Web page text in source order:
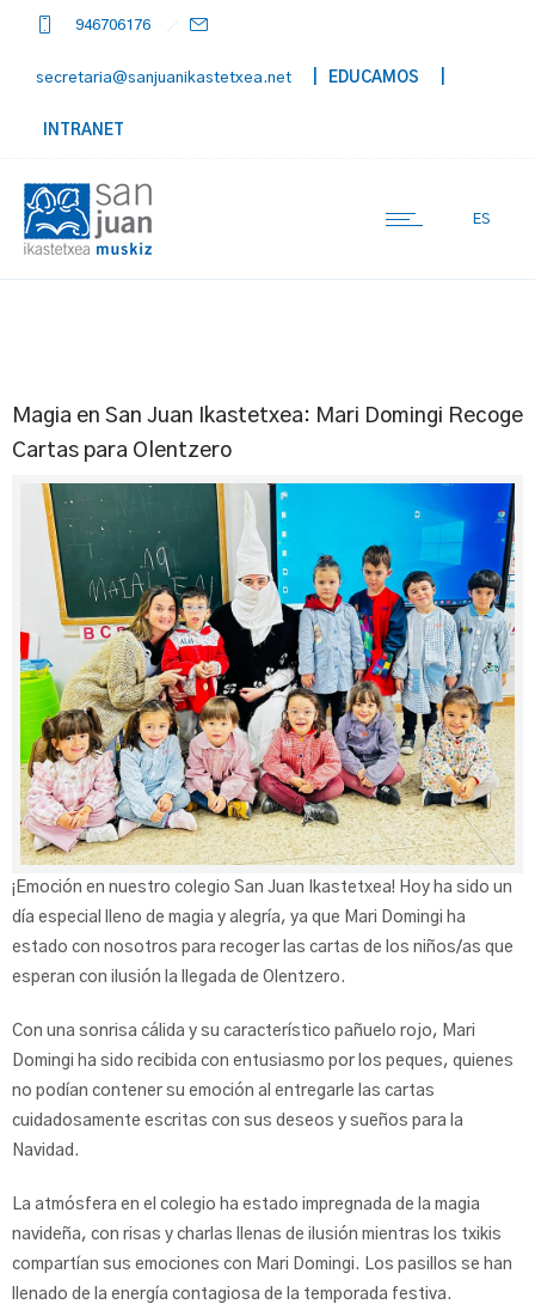
946706176
secretaria@sanjuanikastetxea.net | EDUCAMOS
INTRANET
ES
Magia en San Juan Ikastetxea: Mari Domingi Recoge
Cartas para Olentzero
¡Emoción en nuestro colegio San Juan Ikastetxea! Hoy ha sido un
día especial lleno de magia y alegría, ya que Mari Domingi ha
estado con nosotros para recoger las cartas de los niños/as que
esperan con ilusión la llegada de Olentzero.
Con una sonrisa cálida y su característico pañuelo rojo, Mari
Domingi ha sido recibida con entusiasmo por los peques, quienes
no podían contener su emoción al entregarle las cartas
cuidadosamente escritas con sus deseos y sueños para la
Navidad.
La atmósfera en el colegio ha estado impregnada de la magia
navideña, con risas y charlas llenas de ilusión mientras los txikis
compartían sus emociones con Mari Domingi. Los pasillos se han
llenado de la energía contagiosa de la temporada festiva.